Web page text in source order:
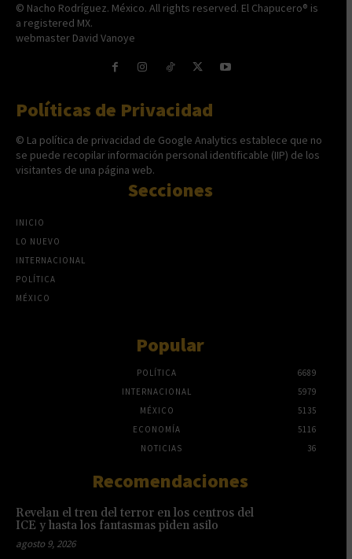
© Nacho Rodríguez. México. All rights reserved. El Chapucero® is
a registered MX.
webmaster David Vanoye
Políticas de Privacidad
© La política de privacidad de Google Analytics establece que no
se puede recopilar información personal identificable (IIP) de los
visitantes de una página web.
Secciones
INICIO
LO NUEVO
INTERNACIONAL
POLÍTICA
MÉXICO
Popular
POLÍTICA
6689
INTERNACIONAL
5979
MÉXICO
5135
ECONOMÍA
5116
NOTICIAS
36
Recomendaciones
Revelan el tren del terror en los centros del
ICE y hasta los fantasmas piden asilo
agosto 9, 2026